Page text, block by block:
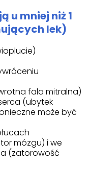
u mniej niż 1
lek)
fala mitralna)
(ubytek
może być
mózgu) i we
(zatorowość